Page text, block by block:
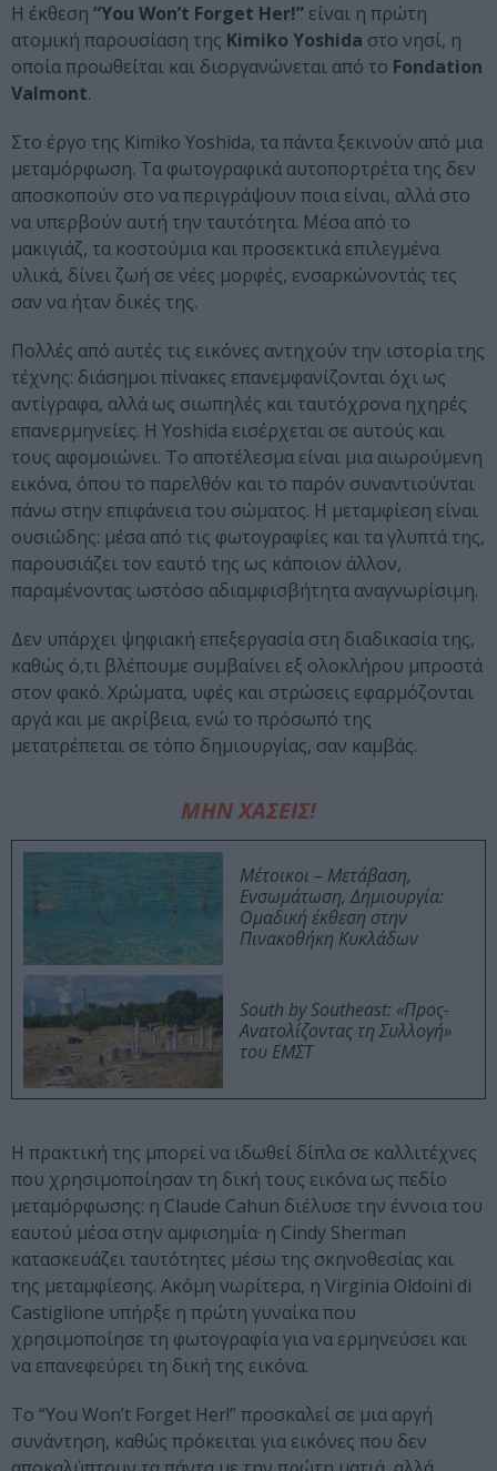
Η έκθεση “You Won’t Forget Her!” είναι η πρώτη
ατομική παρουσίαση της Kimiko Yoshida στο νησί, η
οποία προωθείται και διοργανώνεται από το Fondation
Valmont.
Στο έργο της Kimiko Yoshida, τα πάντα ξεκινούν από μια
μεταμόρφωση. Τα φωτογραφικά αυτοπορτρέτα της δεν
αποσκοπούν στο να περιγράψουν ποια είναι, αλλά στο
να υπερβούν αυτή την ταυτότητα. Μέσα από το
μακιγιάζ, τα κοστούμια και προσεκτικά επιλεγμένα
υλικά, δίνει ζωή σε νέες μορφές, ενσαρκώνοντάς τες
σαν να ήταν δικές της.
Πολλές από αυτές τις εικόνες αντηχούν την ιστορία της
τέχνης: διάσημοι πίνακες επανεμφανίζονται όχι ως
αντίγραφα, αλλά ως σιωπηλές και ταυτόχρονα ηχηρές
επανερμηνείες. Η Yoshida εισέρχεται σε αυτούς και
τους αφομοιώνει. Το αποτέλεσμα είναι μια αιωρούμενη
εικόνα, όπου το παρελθόν και το παρόν συναντιούνται
πάνω στην επιφάνεια του σώματος. Η μεταμφίεση είναι
ουσιώδης: μέσα από τις φωτογραφίες και τα γλυπτά της,
παρουσιάζει τον εαυτό της ως κάποιον άλλον,
παραμένοντας ωστόσο αδιαμφισβήτητα αναγνωρίσιμη.
Δεν υπάρχει ψηφιακή επεξεργασία στη διαδικασία της,
καθώς ό,τι βλέπουμε συμβαίνει εξ ολοκλήρου μπροστά
στον φακό. Χρώματα, υφές και στρώσεις εφαρμόζονται
αργά και με ακρίβεια, ενώ το πρόσωπό της
μετατρέπεται σε τόπο δημιουργίας, σαν καμβάς.
ΜΗΝ ΧΑΣΕΙΣ!
Μέτοικοι – Μετάβαση,
Ενσωμάτωση, Δημιουργία:
Ομαδική έκθεση στην
Πινακοθήκη Κυκλάδων
South by Southeast: «Προς-
Ανατολίζοντας τη Συλλογή»
του ΕΜΣΤ
Η πρακτική της μπορεί να ιδωθεί δίπλα σε καλλιτέχνες
που χρησιμοποίησαν τη δική τους εικόνα ως πεδίο
μεταμόρφωσης: η Claude Cahun διέλυσε την έννοια του
εαυτού μέσα στην αμφισημία· η Cindy Sherman
κατασκευάζει ταυτότητες μέσω της σκηνοθεσίας και
της μεταμφίεσης. Ακόμη νωρίτερα, η Virginia Oldoini di
Castiglione υπήρξε η πρώτη γυναίκα που
χρησιμοποίησε τη φωτογραφία για να ερμηνεύσει και
να επανεφεύρει τη δική της εικόνα.
Το “You Won’t Forget Her!” προσκαλεί σε μια αργή
συνάντηση, καθώς πρόκειται για εικόνες που δεν